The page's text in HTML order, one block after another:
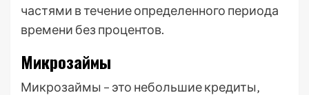
частями в течение определенного периода
времени без процентов.
Микрозаймы
Микрозаймы – это небольшие кредиты‚